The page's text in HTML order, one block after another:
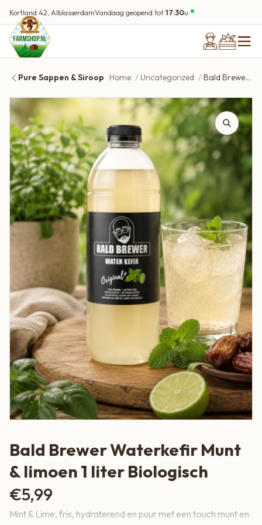
Kortland 42, AlblasserdamVandaag geopend tot17:30u
Pure Sappen & Siroop Home Uncategorized Bald Brewer Waterkefir Munt & limoen 1 liter Biologisch
Bald Brewer Waterkefir Munt
& limoen 1 liter Biologisch
€5,99
Mint & Lime, fris, hydraterend en puur met een touch munt en